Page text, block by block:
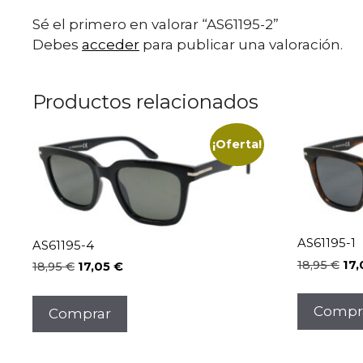
Sé el primero en valorar “AS61195-2”
Debes acceder para publicar una valoración.
Productos relacionados
¡Oferta!
AS61195-4
18,95€ El
original
era:
18,95 €.
17,05 €El
actual
17,05 €.
Comprar
AS61195-1
18,95€ El
era: